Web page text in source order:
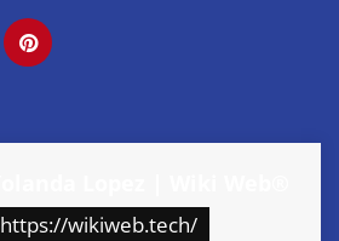
https://wikiweb.tech/